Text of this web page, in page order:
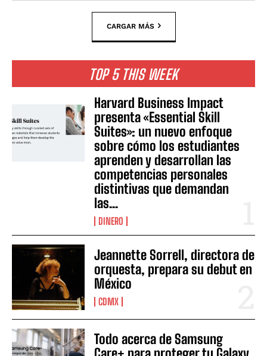
CARGAR MÁS
TOP 5 THIS WEEK
Harvard Business Impact
presenta «Essential Skill
Suites»: un nuevo enfoque
sobre cómo los estudiantes
aprenden y desarrollan las
competencias personales
distintivas que demandan
las...
DINERO
Jeannette Sorrell, directora de
orquesta, prepara su debut en
México
CDMX
Todo acerca de Samsung